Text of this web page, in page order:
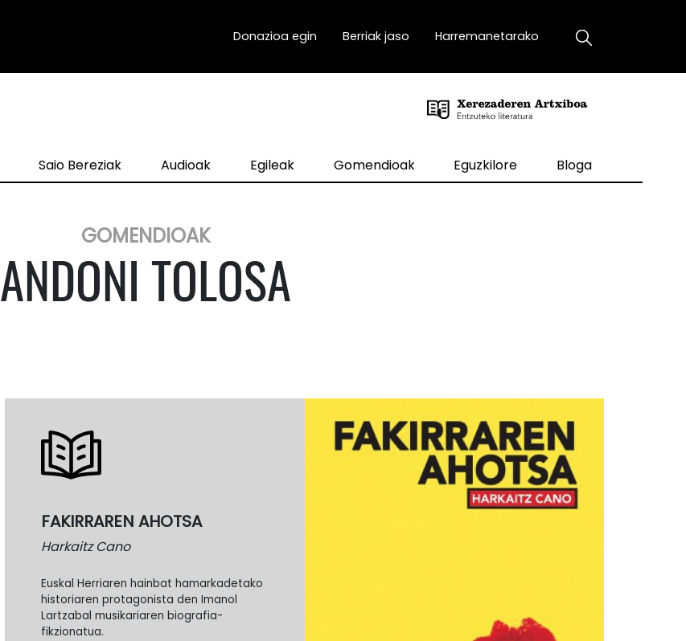
Donazioa egin Berriak jaso Harremanetarako
Saio Bereziak Audioak Egileak Gomendioak Eguzkilore Bloga
GOMENDIOAK
ANDONI TOLOSA
FAKIRRAREN AHOTSA
Harkaitz Cano
Euskal Herriaren hainbat hamarkadetako
historiaren protagonista den Imanol
Lartzabal musikariaren biografia-
fikzionatua.